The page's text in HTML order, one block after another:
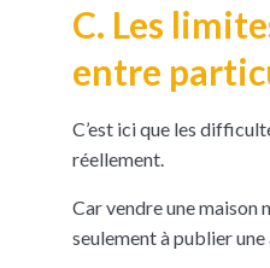
C. Les
entre
C’est ici que les
réellement.
Car vendre une maison
seulement à publier une